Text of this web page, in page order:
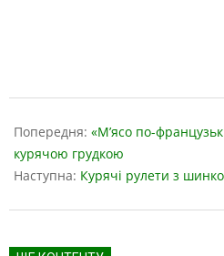
05-
17
Попередня: «М’ясо по-
курячою грудкою
Наступна: Курячі рулети з